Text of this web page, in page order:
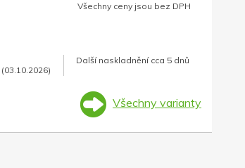
Všechny ceny jsou bez DPH
(03.10.2026)
Další naskladnění cca 5 dnů
Všechny varianty